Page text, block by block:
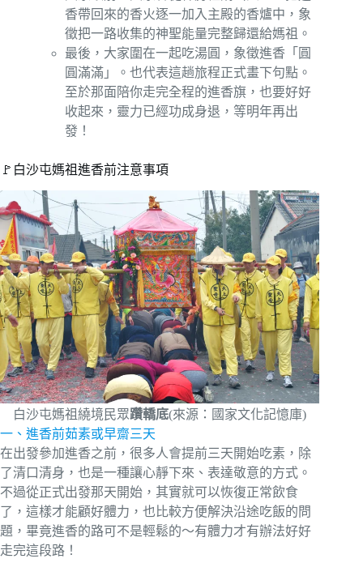
香帶回來的香火逐一加入主殿的香爐中，象
徵把一路收集的神聖能量完整歸還給媽祖。
最後，大家圍在一起吃湯圓，象徵進香「圓
圓滿滿」。也代表這趟旅程正式畫下句點。
至於那面陪你走完全程的進香旗，也要好好
收起來，靈力已經功成身退，等明年再出
發！
🚩白沙屯媽祖進香前注意事項
白沙屯媽祖繞境民眾躦轎底(來源：國家文化記憶庫)
一、進香前茹素或早齋三天
在出發參加進香之前，很多人會提前三天開始吃素，除
了清口清身，也是一種讓心靜下來、表達敬意的方式。
不過從正式出發那天開始，其實就可以恢復正常飲食
了，這樣才能顧好體力，也比較方便解決沿途吃飯的問
題，畢竟進香的路可不是輕鬆的～有體力才有辦法好好
走完這段路！